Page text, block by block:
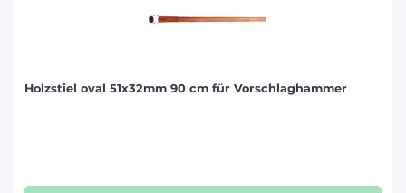
Holzstiel oval 51x32mm 90 cm für Vorschlaghammer